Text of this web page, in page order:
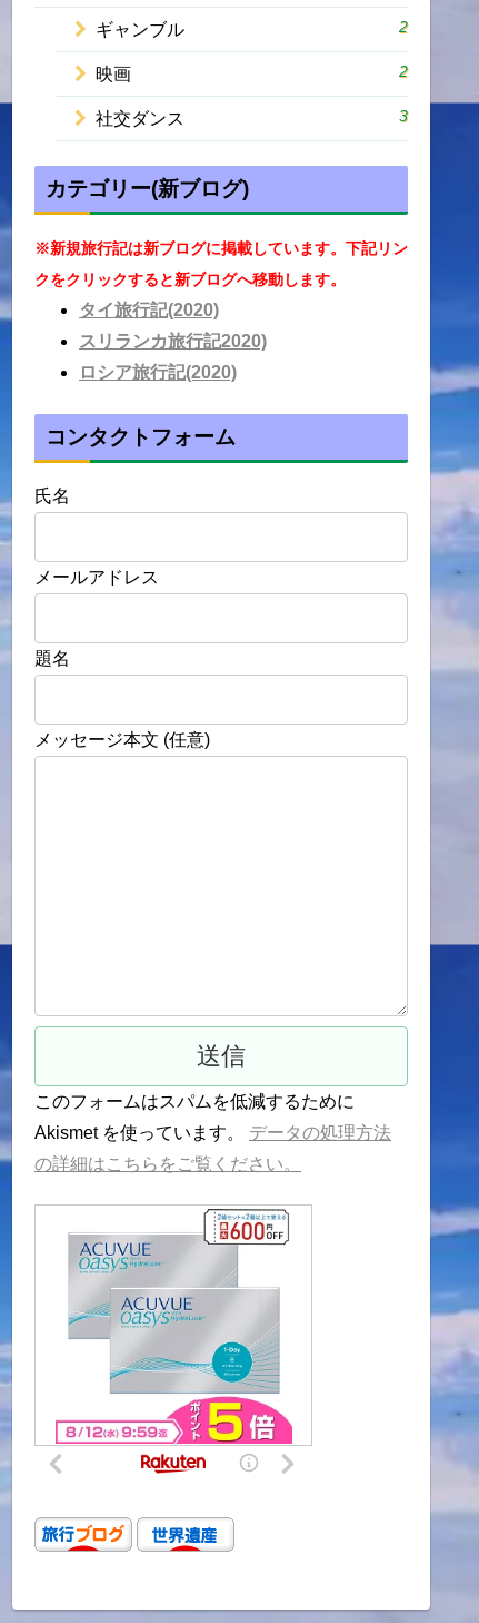
ギャンブル 2
映画 2
社交ダンス 3
カテゴリー(新ブログ)
※新規旅行記は新ブログに掲載しています。下記リン
クをクリックすると新ブログへ移動します。
タイ旅行記(2020)
スリランカ旅行記2020)
ロシア旅行記(2020)
コンタクトフォーム
氏名
メールアドレス
題名
メッセージ本文 (任意)
このフォームはスパムを低減するために
Akismet を使っています。 データの処理方法
の詳細はこちらをご覧ください。